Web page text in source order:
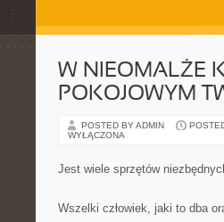
W NIEOMALŻE
POKOJOWYM
POSTED BY ADMIN
WYŁĄCZONA
Jest wiele sprzętów
Wszelki człowiek, jaki to dba